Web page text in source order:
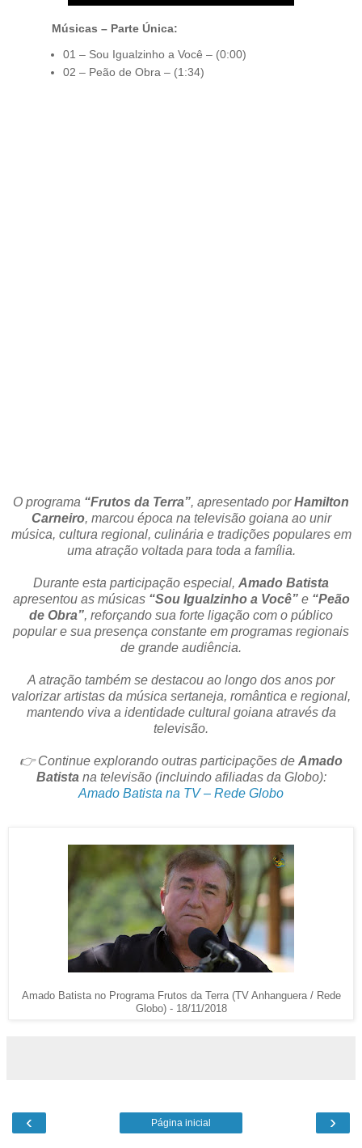
Músicas – Parte Única:
01 – Sou Igualzinho a Você – (0:00)
02 – Peão de Obra – (1:34)
O programa “Frutos da Terra”, apresentado porHamilton
Carneiro, marcou época na televisão goiana ao unir
música, cultura regional, culinária e tradições populares em
uma atração voltada para toda a família.
Durante esta participação especial, Amado Batista
apresentou as músicas “Sou Igualzinho a Você”e “Peão
de Obra”, reforçando sua forte ligação com o público
popular e sua presença constante em programas regionais
de grande audiência.
A atração também se destacou ao longo dos anos por
valorizar artistas da música sertaneja, romântica e regional,
mantendo viva a identidade cultural goiana através da
televisão.
👉 Continue explorando outras participações de Amado
Batista na televisão (incluindo afiliadas da Globo):
Amado Batista na TV – Rede Globo
Amado Batista no Programa Frutos da Terra (TV Anhanguera / Rede
Globo) - 18/11/2018
‹ ›
Página inicial